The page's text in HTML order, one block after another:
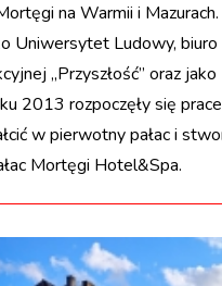
na Warmii i
Uniwersytet Ludowy, biuro
„Przyszłość” oraz jako
2013 rozpoczęły się
w pierwotny pałac i
Mortęgi Hotel&Spa.